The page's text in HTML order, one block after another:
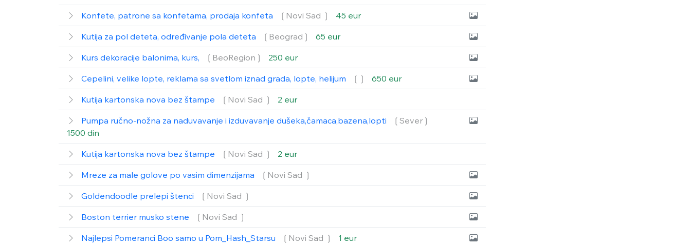
Konfete, patrone sa konfetama, prodaja konfeta ❲Novi Sad ❳ 45 eur
Kutija za pol deteta, određivanje pola deteta ❲Beograd❳ 65 eur
Kurs dekoracije balonima, kurs, ❲BeoRegion❳ 250 eur
Cepelini, velike lopte, reklama sa svetlom iznad grada, lopte, helijum ❲❳ 650 eur
Kutija kartonska nova bez štampe ❲Novi Sad ❳ 2 eur
Pumpa ručno-nožna za naduvavanje i izduvavanje dušeka,čamaca,bazena,lopti
❲Sever❳
1500 din
Kutija kartonska nova bez štampe ❲Novi Sad ❳ 2 eur
Mreze za male golove po vasim dimenzijama ❲Novi Sad ❳
Goldendoodle prelepi štenci ❲Novi Sad ❳
Boston terrier musko stene ❲Novi Sad ❳
Najlepsi Pomeranci Boo samo u Pom_Hash_Starsu ❲Novi Sad ❳ 1 eur